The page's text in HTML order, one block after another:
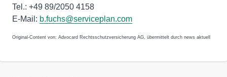
Tel.: +49 89/2050 4158
E-Mail: b.fuchs@serviceplan.com
Original-Content von: Advocard Rechtsschutzversicherung AG, übermittelt durch news aktuell